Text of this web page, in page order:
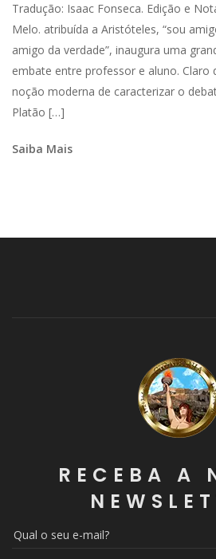
Tradução: Isaac Fonseca. Edição e
Melo. atribuída a Aristóteles, “sou
amigo da verdade”, inaugura uma
embate entre professor e aluno. Claro
noção moderna de caracterizar o
Platão […]
Saiba Mais
RECEBA A